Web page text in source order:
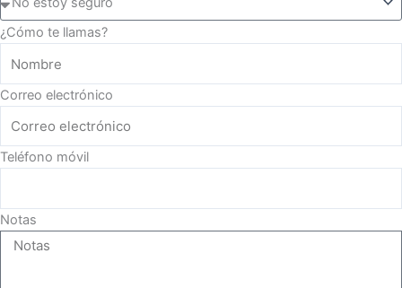
¿Cómo te llamas?
Correo electrónico
Teléfono móvil
Notas